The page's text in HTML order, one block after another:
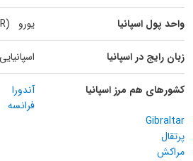
واحد پول اسپانیا یورو (EUR)
زبان رایج در اسپانیا اسپانیایی
کشورهای هم مرز اسپانیا
آندورا
فرانسه
Gibraltar
پرتقال
مراکش